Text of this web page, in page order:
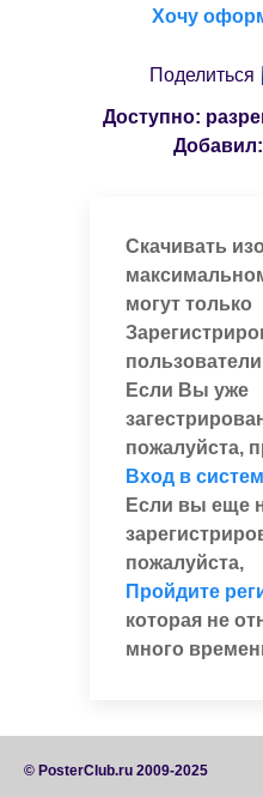
Хочу
Поделиться
Доступно:
Добавил:
Скачивать
могут только
пользователи
Если Вы уже
пожалуйста,
Вход в
Если вы еще
пожалуйста,
Пройдите
которая не
много
© PosterClub.ru 2009-2025